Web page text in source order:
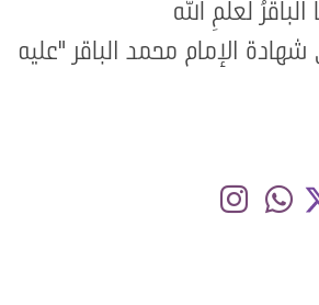
لعلمِ الله
شهادة الإمام محمد الباقر "عليه